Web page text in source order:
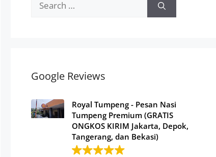
Google Reviews
Royal Tumpeng - Pesan Nasi
Tumpeng Premium (GRATIS
ONGKOS KIRIM Jakarta, Depok,
Tangerang, dan Bekasi)